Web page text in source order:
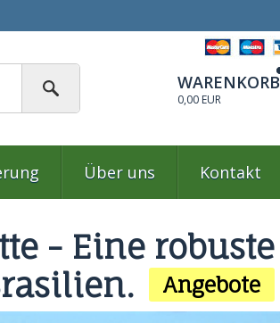
WARENKORB
0,00 EUR
Über uns Kontakt
- Eine robuste